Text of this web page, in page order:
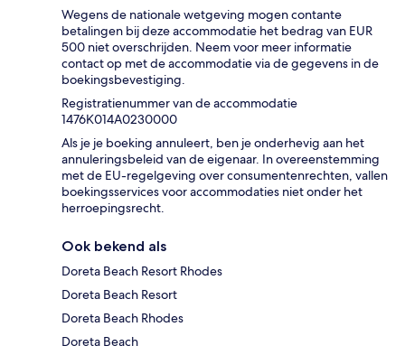
Wegens de nationale wetgeving mogen contante
betalingen bij deze accommodatie het bedrag van EUR
500 niet overschrijden. Neem voor meer informatie
contact op met de accommodatie via de gegevens in de
boekingsbevestiging.
Registratienummer van de accommodatie
1476Κ014Α0230000
Als je je boeking annuleert, ben je onderhevig aan het
annuleringsbeleid van de eigenaar. In overeenstemming
met de EU-regelgeving over consumentenrechten, vallen
boekingsservices voor accommodaties niet onder het
herroepingsrecht.
Ook bekend als
Doreta Beach Resort Rhodes
Doreta Beach Resort
Doreta Beach Rhodes
Doreta Beach